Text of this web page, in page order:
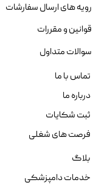
رویه های ارسال سفارشات
قوانین و مقررات
سوالات متداول
تماس با ما
درباره ما
ثبت شکایات
فرصت های شغلی
بلاگ
خدمات دامپزشکی